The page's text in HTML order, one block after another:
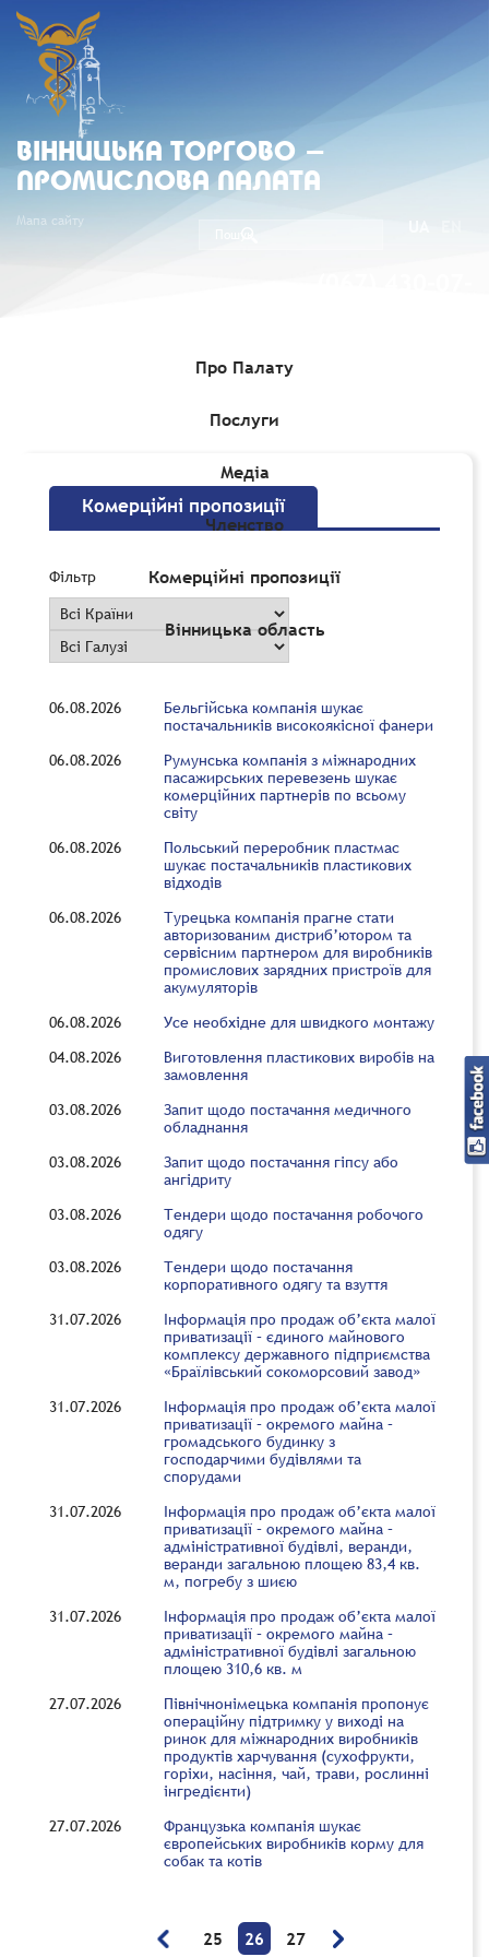
ВIННИЦЬКА ТОРГОВО -
ПРОМИСЛОВА ПАЛАТА
Мапа сайту
Про Палату
Послуги
Медіа
Членство
Комерційні пропозиції
Вінницька область
Комерційні пропозиції
Комерційні пропозиції
Фільтр
06.08.2026
Бельгійська компанія шукає
постачальників високоякісної фанери
06.08.2026
Румунська компанія з міжнародних
пасажирських перевезень шукає
комерційних партнерів по всьому
світу
06.08.2026
Польський переробник пластмас
шукає постачальників пластикових
відходів
06.08.2026
Турецька компанія прагне стати
авторизованим дистриб’ютором та
сервісним партнером для виробників
промислових зарядних пристроїв для
акумуляторів
06.08.2026
Усе необхідне для швидкого монтажу
04.08.2026
Виготовлення пластикових виробів на
замовлення
03.08.2026
Запит щодо постачання медичного
обладнання
03.08.2026
Запит щодо постачання гіпсу або
ангідриту
03.08.2026
Тендери щодо постачання робочого
одягу
03.08.2026
Тендери щодо постачання
корпоративного одягу та взуття
31.07.2026
Інформація про продаж об’єкта малої
приватизації – єдиного майнового
комплексу державного підприємства
«Браїлівський сокоморсовий завод»
31.07.2026
Інформація про продаж об’єкта малої
приватизації – окремого майна –
громадського будинку з
господарчими будівлями та
спорудами
31.07.2026
Інформація про продаж об’єкта малої
приватизації – окремого майна –
адміністративної будівлі, веранди,
веранди загальною площею 83,4 кв.
м, погребу з шиєю
31.07.2026
Інформація про продаж об’єкта малої
приватизації – окремого майна –
адміністративної будівлі загальною
площею 310,6 кв. м
27.07.2026
Північнонімецька компанія пропонує
операційну підтримку у виході на
ринок для міжнародних виробників
продуктів харчування (сухофрукти,
горіхи, насіння, чай, трави, рослинні
інгредієнти)
27.07.2026
Французька компанія шукає
європейських виробників корму для
собак та котів
25 26 27